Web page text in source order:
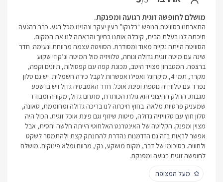
מושלם לחופשה זוגית רגועה ומפנקת.
התארחנו בסוויטת הנופש “בלנקו” בעין יעקב ונהנינו מכל רגע. כבר בהגעה
חיכתה לנו בעלת הבית, קיבלה אותנו בחיוך והראתה לנו את המקום.
הסוויטה הייתה נקייה מאוד ומסודרת. הסוויטה עצמה מרווחת ונעימה: חדר
שינה עם מיטה זוגית גדולה ונוחה, טלוויזיה מול המיטה וג’קוזי שקוע
ברצפה. המטבחון מצויד היטב, מכונת קפה עם קפסולות, תיונים וקפה,
מקרר, תמי 4, מיקרוגל ואפילו אפשרות לקבל כירה חשמלית. יש גם סלון
נפרד עם טלוויזיה נוספת ופינת אוכל. חדר האמבטיה גדול ויש בו שפע
מגבות. החלק החיצוני הוא גולת הכותרת, מתחם גדול, מקורה ומבודד
שמעניק פרטיות מלאה. בחוץ חיכתה לנו בריכה גדולה ומחוממת, סאונה,
סלון חוץ עם טלוויזיה גדולה, מיטות שיזוף וגם פינת אוכל זוגית. הכול היה
מצוין ומפנק. הקליטה של האינטרנט האלחוטי הייתה חלשה יחסית, אבל
אפשר לראות בזה גם הזדמנות נהדרת להתנתק קצת ולהתמסר לשקט
ולחוויה. בסיכומו של דבר, מקום מושקע, נקי, מרווח ומלא פינוקים. מושלם
לחופשה זוגית רגועה ומפנקת.
מעל המצופה